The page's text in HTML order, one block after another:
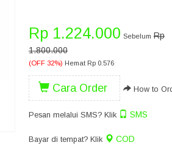
Rp 1.224.000 Sebelum Rp
1.800.000
(OFF 32%) Hemat Rp 0.576
Cara Order How to
Pesan melalui SMS? Klik SMS
Bayar di tempat? Klik COD